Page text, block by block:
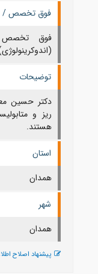
فوق تخصص /
فوق تخصص
توضیحات
دکتر حسین
ریز و
هستند.
استان
همدان
شهر
همدان
پیشنهاد اصلاح